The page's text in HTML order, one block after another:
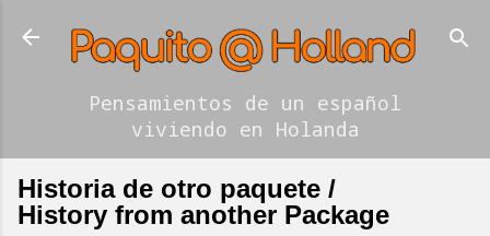
Ir al contenido principal
Pensamientos de un español
viviendo en Holanda
Historia de otro paquete /
History from another Package